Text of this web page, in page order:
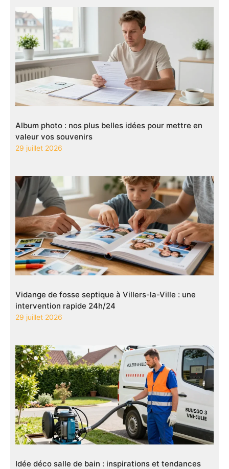
Album photo : nos plus belles idées pour mettre en
valeur vos souvenirs
29 juillet 2026
Vidange de fosse septique à Villers-la-Ville : une
intervention rapide 24h/24
29 juillet 2026
Idée déco salle de bain : inspirations et tendances